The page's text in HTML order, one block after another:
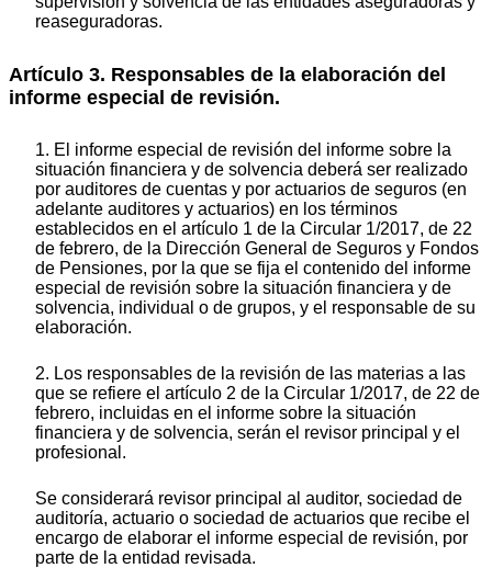
reaseguradoras.
Artículo 3. Responsables de la elaboración del
informe especial de revisión.
1. El informe especial de revisión del informe sobre la
situación financiera y de solvencia deberá ser realizado
por auditores de cuentas y por actuarios de seguros (en
adelante auditores y actuarios) en los términos
establecidos en el artículo 1 de la Circular 1/2017, de 22
de febrero, de la Dirección General de Seguros y Fondos
de Pensiones, por la que se fija el contenido del informe
especial de revisión sobre la situación financiera y de
solvencia, individual o de grupos, y el responsable de su
elaboración.
2. Los responsables de la revisión de las materias a las
que se refiere el artículo 2 de la Circular 1/2017, de 22 de
febrero, incluidas en el informe sobre la situación
financiera y de solvencia, serán el revisor principal y el
profesional.
Se considerará revisor principal al auditor, sociedad de
auditoría, actuario o sociedad de actuarios que recibe el
encargo de elaborar el informe especial de revisión, por
parte de la entidad revisada.